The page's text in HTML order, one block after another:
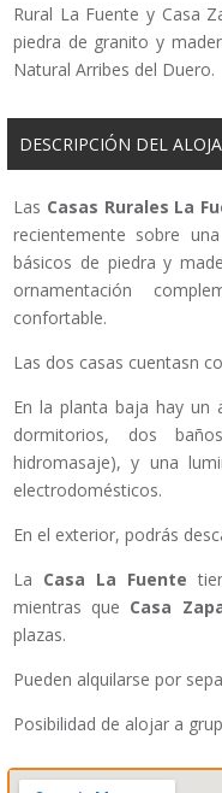
Rural La Fuente y Casa
piedra de granito y
Natural Arribes del Duero.
DESCRIPCIÓN DEL
Las Casas Rurales La
recientemente sobre
básicos de piedra y
ornamentación
confortable.
Las dos casas cuentasn
En la planta baja hay un
dormitorios, dos
hidromasaje), y una
electrodomésticos.
En el exterior, podrás
La Casa La Fuente
mientras que Casa
plazas.
Pueden alquilarse por
Posibilidad de alojar a